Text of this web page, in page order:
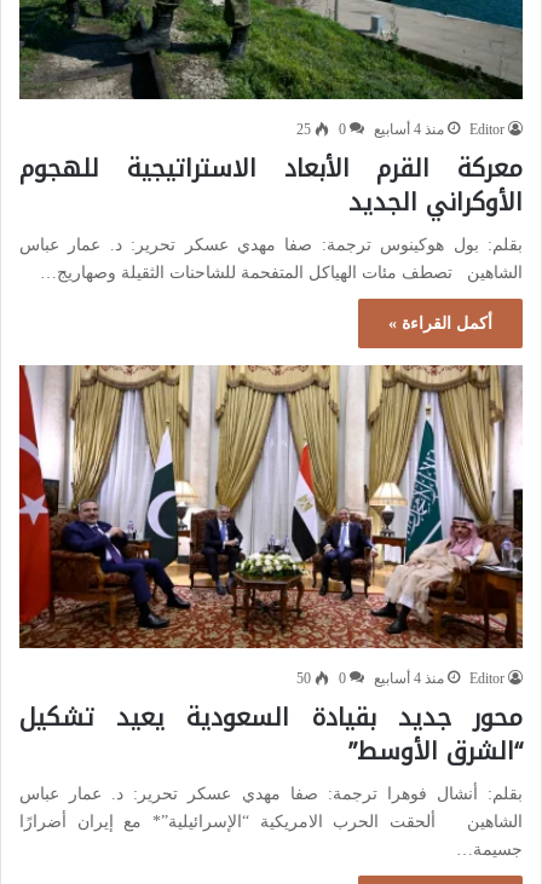
Editor منذ 4 أسابيع 0
25
معركة القرم الأبعاد الاستراتيجية للهجوم
الأوكراني الجديد
بقلم: بول هوكينوس ترجمة: صفا مهدي عسكر تحرير: د. عمار عباس
الشاهين تصطف مئات الهياكل المتفحمة للشاحنات الثقيلة وصهاريج…
أكمل القراءة »
Editor منذ 4 أسابيع 0
50
محور جديد بقيادة السعودية يعيد تشكيل
“الشرق الأوسط”
بقلم: أنشال فوهرا ترجمة: صفا مهدي عسكر تحرير: د. عمار عباس
الشاهين ألحقت الحرب الامريكية “الإسرائيلية”* مع إيران أضرارًا
جسيمة…